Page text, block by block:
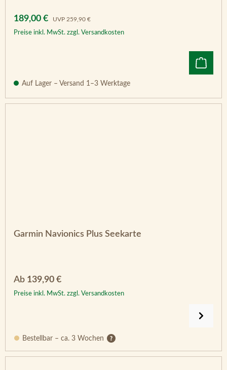
Verkaufspreis:
189,00 € UVP Regulärer Preis:
259,90 €
Preise inkl. MwSt. zzgl. Versandkosten
Auf Lager – Versand 1–3 Werktage
Garmin Navionics Plus Seekarte
Regulärer Preis:
Ab 139,90 €
Preise inkl. MwSt. zzgl. Versandkosten
Bestellbar – ca. 3 Wochen